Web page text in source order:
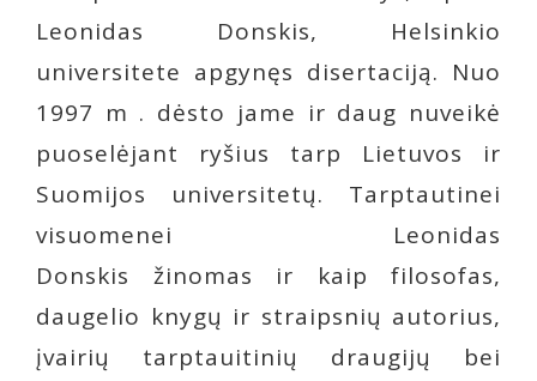
Leonidas Donskis, Helsinkio
universitete apgynęs disertaciją. Nuo
1997 m . dėsto jame ir daug nuveikė
puoselėjant ryšius tarp Lietuvos ir
Suomijos universitetų. Tarptautinei
visuomenei Leonidas
Donskis žinomas ir kaip filosofas,
daugelio knygų ir straipsnių autorius,
įvairių tarptauitinių draugijų bei